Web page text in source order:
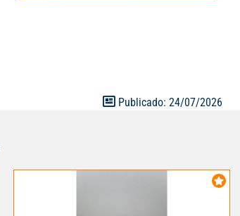
Publicado: 24/07/2026